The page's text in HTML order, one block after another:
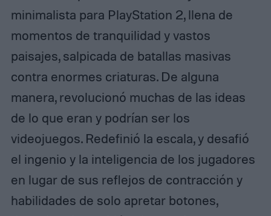
minimalista para PlayStation 2, llena de
momentos de tranquilidad y vastos
paisajes, salpicada de batallas masivas
contra enormes criaturas. De alguna
manera, revolucionó muchas de las ideas
de lo que eran y podrían ser los
videojuegos. Redefinió la escala, y desafió
el ingenio y la inteligencia de los jugadores
en lugar de sus reflejos de contracción y
habilidades de solo apretar botones,